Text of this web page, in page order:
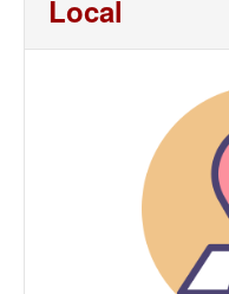
Local